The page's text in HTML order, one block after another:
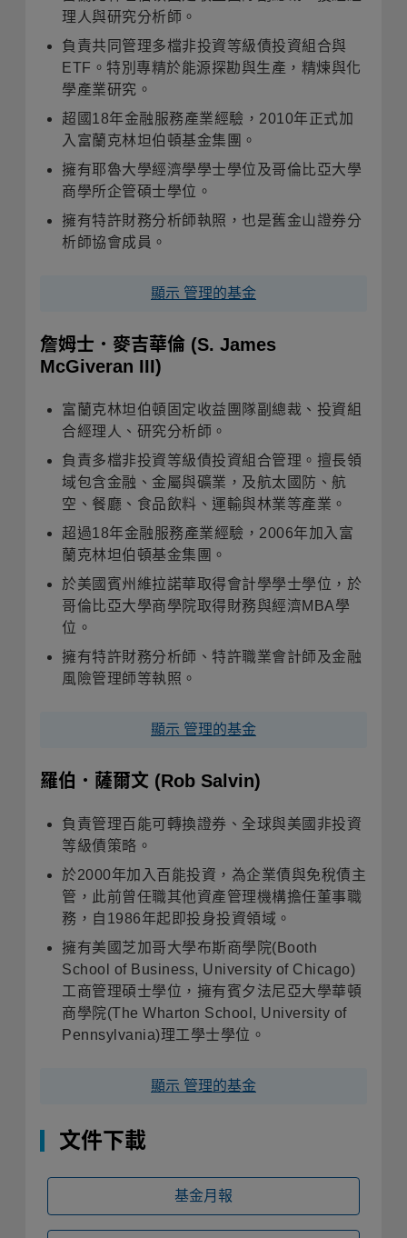
理人與研究分析師。
負責共同管理多檔非投資等級債投資組合與
ETF 。特別專精於能源探勘與生產，精煉與化
學產業研究 。
超國 18年金融服務產業經驗， 2010年正式加
入富蘭克林坦伯頓基金集團 。
擁有耶魯大學經濟學學士學位及哥倫比亞大學
商學所企管碩士學位 。
擁有特許財務分析師執照，也是舊金山證券分
析師協會成員 。
顯示 管理的基金
詹姆士．麥吉華倫 (S. James
McGiveran III)
富蘭克林坦伯頓固定收益團隊副總裁、投資組
合經理人、研究分析師。
負責多檔非投資等級債投資組合管理。擅長領
域包含金融、金屬與礦業，及航太國防、航
空、餐廳、食品飲料、運輸與林業等產業。
超過18年金融服務產業經驗， 2006年加入富
蘭克林坦伯頓基金集團。
於美國賓州維拉諾華取得會計學學士學位，於
哥倫比亞大學商學院取得財務與經濟MBA學
位 。
擁有特許財務分析師、特許職業會計師及金融
風險管理師等執照。
顯示 管理的基金
羅伯．薩爾文 (Rob Salvin)
負責管理百能可轉換證券、全球與美國非投資
等級債策略。
於2000年加入百能投資，為企業債與免稅債主
管，此前曾任職其他資產管理機構擔任董事職
務，自1986年起即投身投資領域。
擁有美國芝加哥大學布斯商學院(Booth
School of Business, University of Chicago)
工商管理碩士學位，擁有賓夕法尼亞大學華頓
商學院(The Wharton School, University of
Pennsylvania)理工學士學位。
顯示 管理的基金
文件下載
基金月報